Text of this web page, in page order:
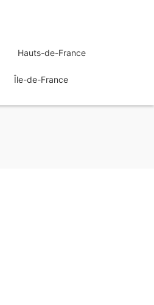
Hauts-de-France
Île-de-France